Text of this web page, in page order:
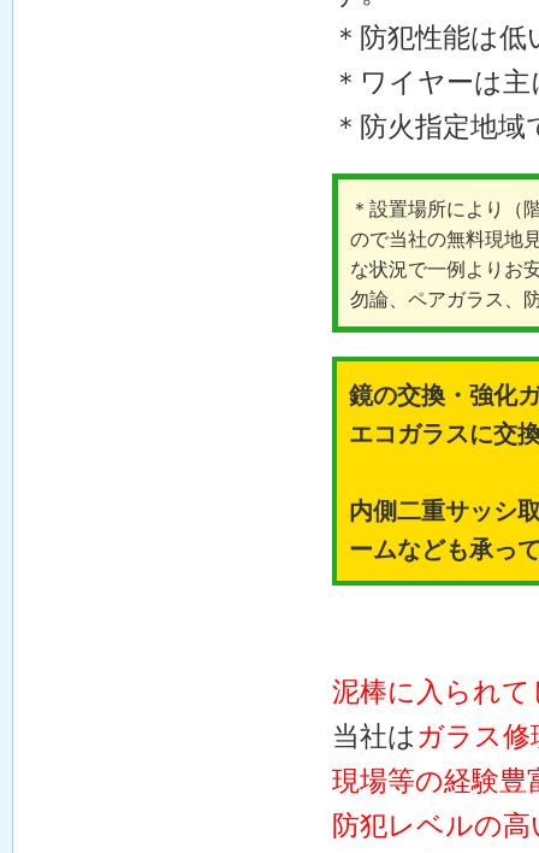
＊防犯性能は
＊ワイヤーは
＊防火指定地
＊設置場所により（
ので当社の無料現地
な状況で一例よりお
勿論、ペアガラス、
鏡の交換・強化
エコガラスに交
内側二重サッシ
ームなども承っ
泥棒に入られ
当社は ガラス修
現場等の経験豊
防犯レベルの